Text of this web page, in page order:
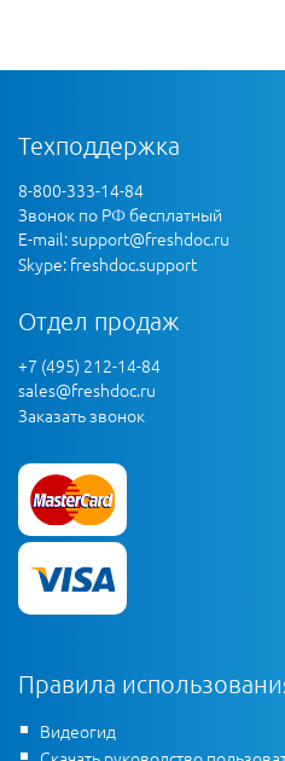
Техподдержка
8-800-333-14-84
Звонок по РФ бесплатный
E-mail:support@freshdoc.ru
Skype: freshdoc.support
Отдел продаж
+7 (495) 212-14-84
sales@freshdoc.ru
Заказать звонок
Правила
Видеогид